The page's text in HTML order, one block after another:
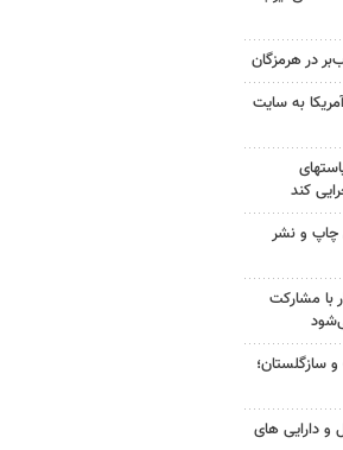
در هرمزگان
به سایت
کند
چاپ و نشر
با مشارکت
سازگلستان؛
دارایی های